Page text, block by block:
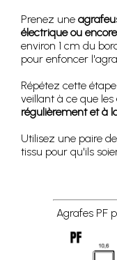
Prenez une
électrique ou
environ 1 cm du
pour enfoncer
Répétez cette
veillant à ce que les
régulièrement et à
Utilisez une paire
tissu pour qu'ils
Agrafes PF